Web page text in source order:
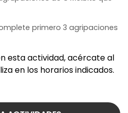
primero 3 agripaciones
esta actividad, acércate al
en los horarios indicados.